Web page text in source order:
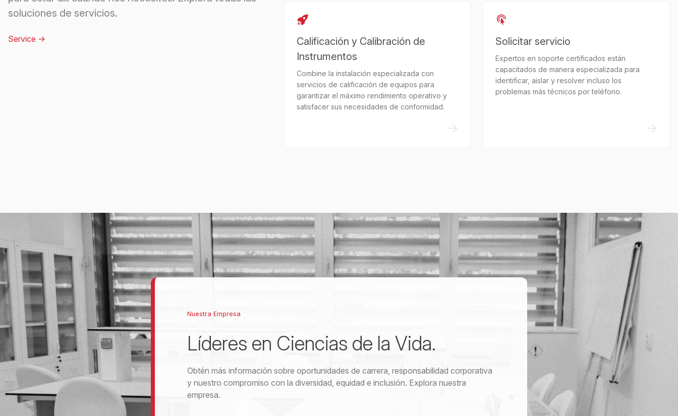
soluciones de servicios.
Service ->
Calificación y Calibración de
Instrumentos
Combine la instalación especializada con
servicios de calificación de equipos para
garantizar el máximo rendimiento operativo y
satisfacer sus necesidades de conformidad.
->
Solicitar servicio
Expertos en soporte certificados están
capacitados de manera especializada para
identificar, aislar y resolver incluso los
problemas más técnicos por teléfono.
->
Nuestra Empresa
Líderes en Ciencias de la Vida.
Obtén más información sobre oportunidades de carrera, responsabilidad corporativa
y nuestro compromiso con la diversidad, equidad e inclusión. Explora nuestra
empresa.